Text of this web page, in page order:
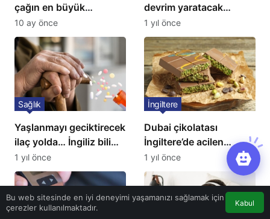
çağın en büyük
tedavisidir”
10 ay önce
devrim yaratacak
çözüm: Ne ilaç ne saç
ekimi gerekiyor
1 yıl önce
Yaşlanmayı geciktirecek
ilaç yolda… İngiliz bilim
insanları açıkladı!
Sağlık
1 yıl önce
Dubai çikolatası
İngiltere’de acilen
toplatılıyor
İngiltere
1 yıl önce
Bu web sitesinde en iyi deneyimi yaşamanızı sağlamak için
çerezler kullanılmaktadır.
Kabul